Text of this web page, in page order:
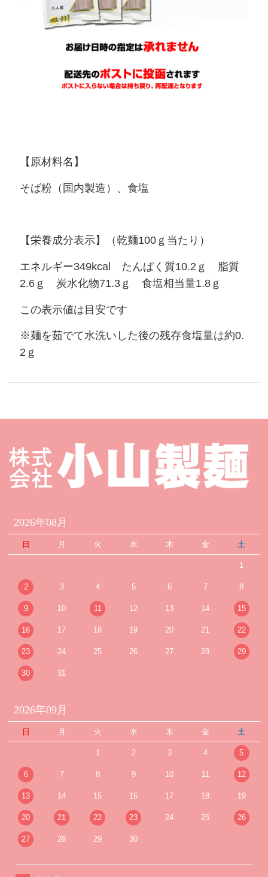
【原材料名】
そば粉（国内製造）、食塩
【栄養成分表示】（乾麺100ｇ当たり）
エネルギー349kcal たんぱく質10.2ｇ 脂質
2.6ｇ 炭水化物71.3ｇ 食塩相当量1.8ｇ
この表示値は目安です
※麺を茹でて水洗いした後の残存食塩量は約0.
2ｇ
2026年08月
日 月 火 水 木 金 土
1
2 3 4 5 6 7 8
9 10 11 12 13 14 15
16 17 18 19 20 21 22
23 24 25 26 27 28 29
30 31
2026年09月
日 月 火 水 木 金 土
1 2 3 4 5
6 7 8 9 10 11 12
13 14 15 16 17 18 19
20 21 22 23 24 25 26
27 28 29 30